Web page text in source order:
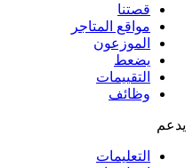
قصتنا
مواقع المتاجر
الموزعون
يضعط
التقييمات
وظائف
يدعم
التعليمات